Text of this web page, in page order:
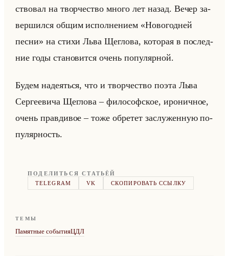
ство­вал на твор­че­ство много лет назад. Вечер за­
вер­шил­ся общим ис­пол­не­ни­ем «Новогодней
песни» на стихи Льва Щег­ло­ва, ко­то­рая в по­след­
ние годы ста­но­вит­ся очень по­пу­ляр­ной.
Будем на­де­яться, что и твор­че­ство поэта Льва
Сер­ге­еви­ча Щег­ло­ва – фи­ло­соф­ское, иро­нич­ное,
очень прав­ди­вое – тоже об­ре­тет за­слу­жен­ную по­
пу­ляр­ность.
ПОДЕЛИТЬСЯ СТАТЬЁЙ
TELEGRAM
VK СКОПИРОВАТЬ ССЫЛКУ
ТЕМЫ
Памятные событияЦДЛ